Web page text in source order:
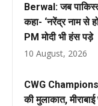
Berwal: जब
कहा- ‘नरेंद्र नाम से
PM मोदी भी हंस पड़े
10 August, 2026
CWG
की मुलाकात,